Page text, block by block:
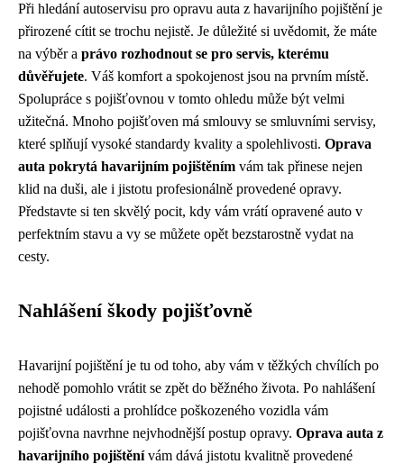
Při hledání autoservisu pro opravu auta z havarijního pojištění je
přirozené cítit se trochu nejistě. Je důležité si uvědomit, že máte
na výběr a právo rozhodnout se pro servis, kterému
důvěřujete. Váš komfort a spokojenost jsou na prvním místě.
Spolupráce s pojišťovnou v tomto ohledu může být velmi
užitečná. Mnoho pojišťoven má smlouvy se smluvními servisy,
které splňují vysoké standardy kvality a spolehlivosti. Oprava
auta pokrytá havarijním pojištěním vám tak přinese nejen
klid na duši, ale i jistotu profesionálně provedené opravy.
Představte si ten skvělý pocit, kdy vám vrátí opravené auto v
perfektním stavu a vy se můžete opět bezstarostně vydat na
cesty.
Nahlášení škody pojišťovně
Havarijní pojištění je tu od toho, aby vám v těžkých chvílích po
nehodě pomohlo vrátit se zpět do běžného života. Po nahlášení
pojistné události a prohlídce poškozeného vozidla vám
pojišťovna navrhne nejvhodnější postup opravy. Oprava auta z
havarijního pojištěnívám dává jistotu kvalitně provedené